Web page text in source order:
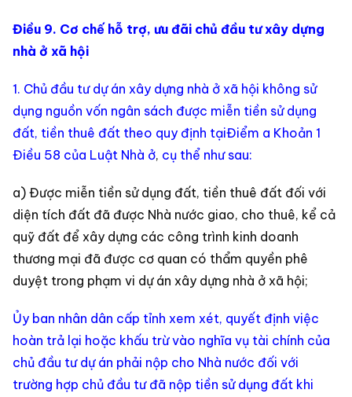
Điều 9. Cơ chế hỗ trợ, ưu đãi chủ đầu tư xây dựng
nhà ở xã hội
1. Chủ đầu tư dự án xây dựng nhà ở xã hội không sử
dụng nguồn vốn ngân sách được miễn tiền sử dụng
đất, tiền thuê đất theo quy định tạiĐiểm a Khoản 1
Điều 58 của Luật Nhà ở, cụ thể như sau:
a) Được miễn tiền sử dụng đất, tiền thuê đất đối với
diện tích đất đã được Nhà nước giao, cho thuê, kể cả
quỹ đất để xây dựng các công trình kinh doanh
thương mại đã được cơ quan có thẩm quyền phê
duyệt trong phạm vi dự án xây dựng nhà ở xã hội;
Ủy ban nhân dân cấp tỉnh xem xét, quyết định việc
hoàn trả lại hoặc khấu trừ vào nghĩa vụ tài chính của
chủ đầu tư dự án phải nộp cho Nhà nước đối với
trường hợp chủ đầu tư đã nộp tiền sử dụng đất khi